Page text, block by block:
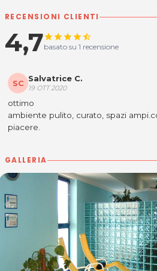
RECENSIONI CLIENTI
4,7starstarstarstarstar_half
basato su 1 recensione
SC Salvatrice C.
19 OTT 2020
ottimo
ambiente pulito, curato, spazi
piacere.
GALLERIA